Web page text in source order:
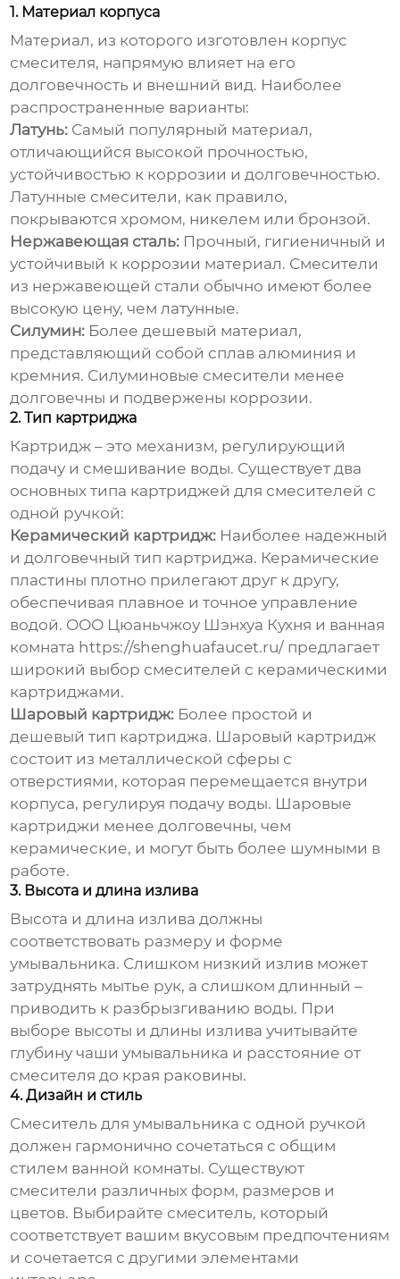
1. Материал корпуса
Материал, из которого изготовлен корпус
смесителя, напрямую влияет на его
долговечность и внешний вид. Наиболее
распространенные варианты:
Латунь: Самый популярный материал,
отличающийся высокой прочностью,
устойчивостью к коррозии и долговечностью.
Латунные смесители, как правило,
покрываются хромом, никелем или бронзой.
Нержавеющая сталь: Прочный, гигиеничный и
устойчивый к коррозии материал. Смесители
из нержавеющей стали обычно имеют более
высокую цену, чем латунные.
Силумин: Более дешевый материал,
представляющий собой сплав алюминия и
кремния. Силуминовые смесители менее
долговечны и подвержены коррозии.
2. Тип картриджа
Картридж – это механизм, регулирующий
подачу и смешивание воды. Существует два
основных типа картриджей для смесителей с
одной ручкой:
Керамический картридж: Наиболее надежный
и долговечный тип картриджа. Керамические
пластины плотно прилегают друг к другу,
обеспечивая плавное и точное управление
водой. ООО Цюаньчжоу Шэнхуа Кухня и ванная
комната https://shenghuafaucet.ru/ предлагает
широкий выбор смесителей с керамическими
картриджами.
Шаровый картридж: Более простой и
дешевый тип картриджа. Шаровый картридж
состоит из металлической сферы с
отверстиями, которая перемещается внутри
корпуса, регулируя подачу воды. Шаровые
картриджи менее долговечны, чем
керамические, и могут быть более шумными в
работе.
3. Высота и длина излива
Высота и длина излива должны
соответствовать размеру и форме
умывальника. Слишком низкий излив может
затруднять мытье рук, а слишком длинный –
приводить к разбрызгиванию воды. При
выборе высоты и длины излива учитывайте
глубину чаши умывальника и расстояние от
смесителя до края раковины.
4. Дизайн и стиль
Смеситель для умывальника с одной ручкой
должен гармонично сочетаться с общим
стилем ванной комнаты. Существуют
смесители различных форм, размеров и
цветов. Выбирайте смеситель, который
соответствует вашим вкусовым предпочтениям
и сочетается с другими элементами